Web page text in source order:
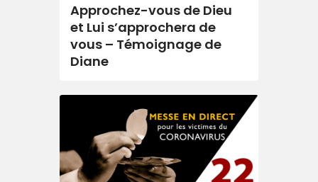
Approchez-vous de Dieu
et Lui s’approchera de
vous – Témoignage de
Diane